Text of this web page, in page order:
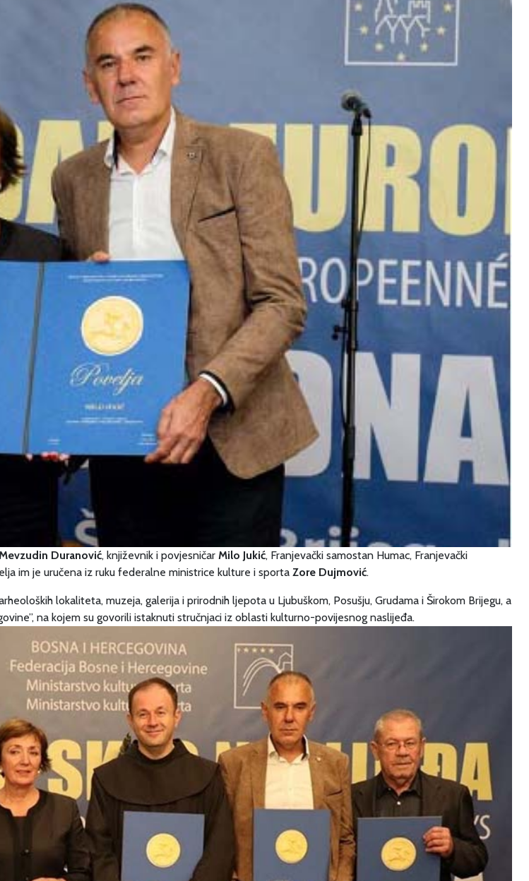
Duranović, književnik i povjesničar Milo Jukić, Franjevački samostan Humac, Franjevački
im je uručena iz ruku federalne ministrice kulture i sporta Zore Dujmović.
lokaliteta, muzeja, galerija i prirodnih ljepota u Ljubuškom, Posušju, Grudama i Širokom Brijegu, a
na kojem su govorili istaknuti stručnjaci iz oblasti kulturno-povijesnog naslijeđa.